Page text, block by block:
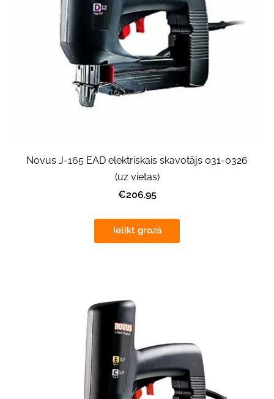
Novus J-165 EAD elektriskais skavotājs 031-0326
(uz vietas)
€206.95
Ielikt grozā